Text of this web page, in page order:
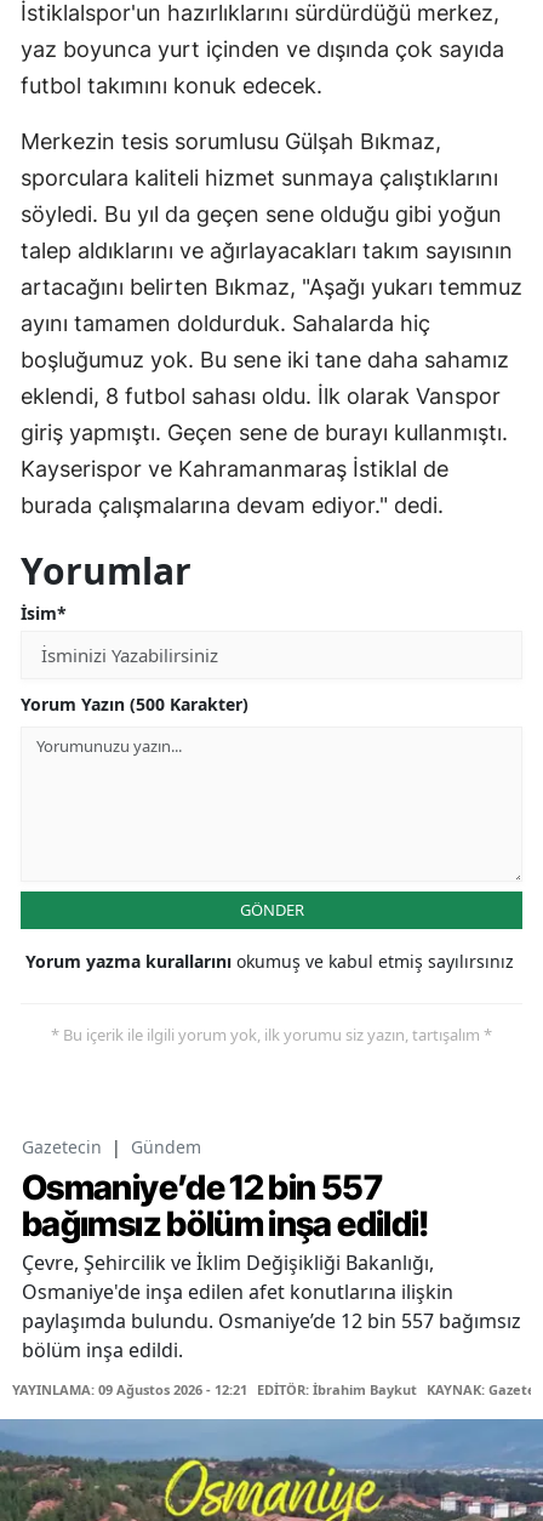
İstiklalspor'un hazırlıklarını sürdürdüğü merkez,
yaz boyunca yurt içinden ve dışında çok sayıda
futbol takımını konuk edecek.
Merkezin tesis sorumlusu Gülşah Bıkmaz,
sporculara kaliteli hizmet sunmaya çalıştıklarını
söyledi. Bu yıl da geçen sene olduğu gibi yoğun
talep aldıklarını ve ağırlayacakları takım sayısının
artacağını belirten Bıkmaz, "Aşağı yukarı temmuz
ayını tamamen doldurduk. Sahalarda hiç
boşluğumuz yok. Bu sene iki tane daha sahamız
eklendi, 8 futbol sahası oldu. İlk olarak Vanspor
giriş yapmıştı. Geçen sene de burayı kullanmıştı.
Kayserispor ve Kahramanmaraş İstiklal de
burada çalışmalarına devam ediyor." dedi.
Yorumlar
İsim*
Yorum Yazın (500 Karakter)
GÖNDER
Yorum yazma kurallarını okumuş ve kabul etmiş sayılırsınız
* Bu içerik ile ilgili yorum yok, ilk yorumu siz yazın, tartışalım *
Gazetecin | Gündem
Osmaniye’de 12 bin 557
bağımsız bölüm inşa edildi!
Çevre, Şehircilik ve İklim Değişikliği Bakanlığı,
Osmaniye'de inşa edilen afet konutlarına ilişkin
paylaşımda bulundu. Osmaniye’de 12 bin 557 bağımsız
bölüm inşa edildi.
YAYINLAMA: 09 Ağustos 2026 - 12:21 EDİTÖR: İbrahim Baykut KAYNAK: